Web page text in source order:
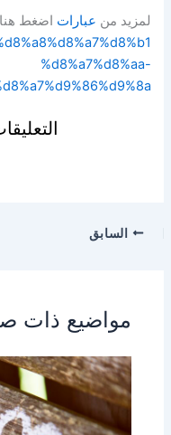
لمزيد من عبارات اضغط هنا
%d8%a7%d8%aa-
السابق
مواضيع ذات